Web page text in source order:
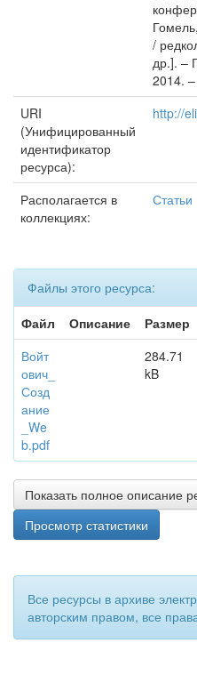
/
др.]. –
2014.
URI
(Унифицированный
идентификатор
ресурса):
http://
Располагается в
коллекциях:
Статьи
Файлы этого ресурса:
Файл
Описание Размер
Войт
ович_
Созд
ание
_We
b.pdf
284.71
kB
Показать полное описание
Просмотр статистики
Все ресурсы в архиве
авторским правом, все